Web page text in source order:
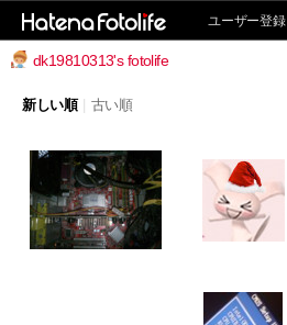
ユーザー登録
dk19810313's fotolife
新しい順 古い順